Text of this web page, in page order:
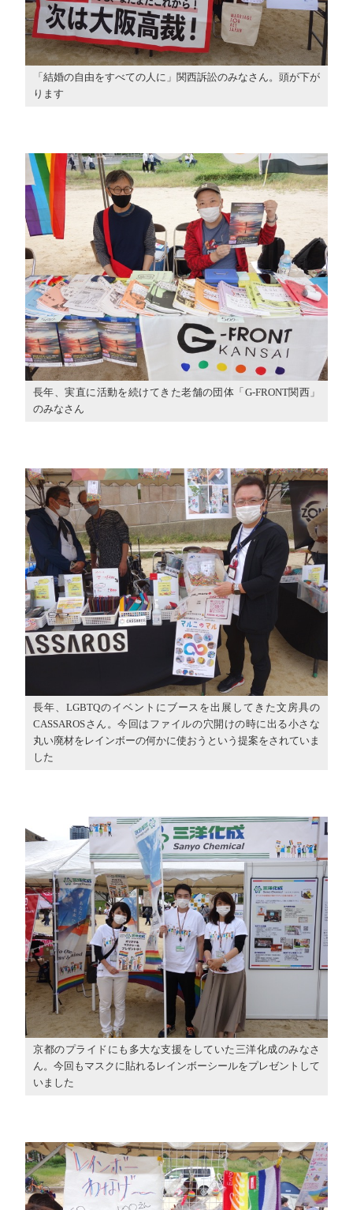
「結婚の自由をすべての人に」関西訴訟のみなさん。頭が下が
ります
長年、実直に活動を続けてきた老舗の団体「G-FRONT関西」
のみなさん
長年、LGBTQのイベントにブースを出展してきた文房具の
CASSAROSさん。今回はファイルの穴開けの時に出る小さな
丸い廃材をレインボーの何かに使おうという提案をされていま
した
京都のプライドにも多大な支援をしていた三洋化成のみなさ
ん。今回もマスクに貼れるレインボーシールをプレゼントして
いました